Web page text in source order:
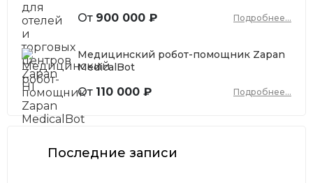
От 900 000 ₽ Подробнее...
Медицинский робот-помощник Zapan
MedicalBot
От 110 000 ₽ Подробнее...
Последние записи